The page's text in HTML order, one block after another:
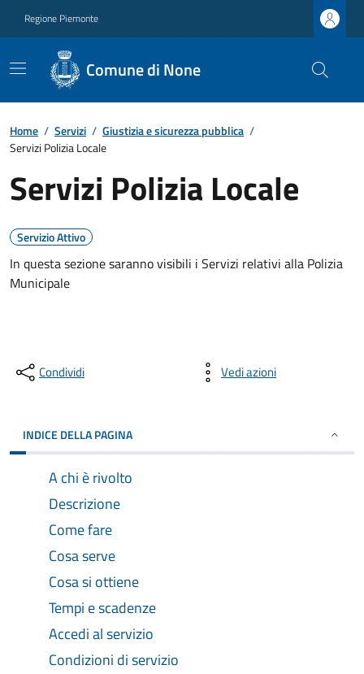
Regione Piemonte
Comune di None
Home / Servizi / Giustizia e sicurezza pubblica /
Servizi Polizia Locale
Servizi Polizia Locale
Servizio Attivo
In questa sezione saranno visibili i Servizi relativi alla Polizia
Municipale
Condividi Vedi azioni
INDICE DELLA PAGINA
A chi è rivolto
Descrizione
Come fare
Cosa serve
Cosa si ottiene
Tempi e scadenze
Accedi al servizio
Condizioni di servizio